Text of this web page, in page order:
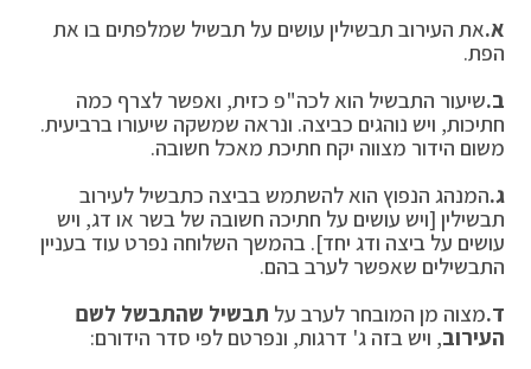
א.את העירוב תבשילין עושים על תבשיל שמלפתים בו את
הפת.
ב.שיעור התבשיל הוא לכה"פ כזית, ואפשר לצרף כמה
חתיכות, ויש נוהגים כביצה. ונראה שמשקה שיעורו ברביעית.
משום הידור מצווה יקח חתיכת מאכל חשובה.
ג.המנהג הנפוץ הוא להשתמש בביצה כתבשיל לעירוב
תבשילין [ויש עושים על חתיכה חשובה של בשר או דג, ויש
עושים על ביצה ודג יחד]. בהמשך השלוחה נפרט עוד בעניין
התבשילים שאפשר לערב בהם.
ד.מצוה מן המובחר לערב על תבשיל שהתבשל לשם
העירוב, ויש בזה ג' דרגות, ונפרטם לפי סדר הידורם: